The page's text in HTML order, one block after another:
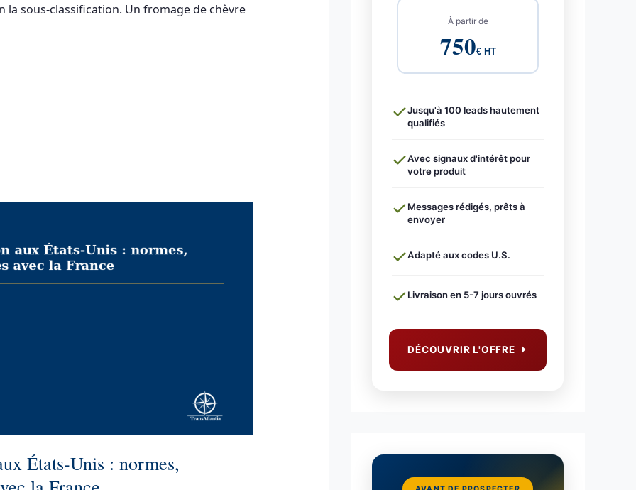
la sous-classification. Un fromage de chèvre
États-Unis : normes,
À partir de
750€ HT
Jusqu'à 100 leads hautement
qualifiés
Avec signaux d'intérêt pour
votre produit
Messages rédigés, prêts à
envoyer
Adapté aux codes U.S.
Livraison en 5-7 jours ouvrés
DÉCOUVRIR L'OFFRE